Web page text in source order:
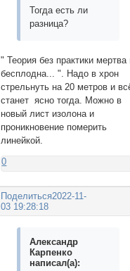
Тогда есть ли
разница?
" Теория без практики мертва
бесплодна... ". Надо в хрон
стрельнуть на 20 метров и
станет ясно тогда. Можно в
новый лист изолона и
проникновение померить
линейкой.
0
Поделиться2022-11-
03 19:28:18
Александр
Карпенко
написал(а):